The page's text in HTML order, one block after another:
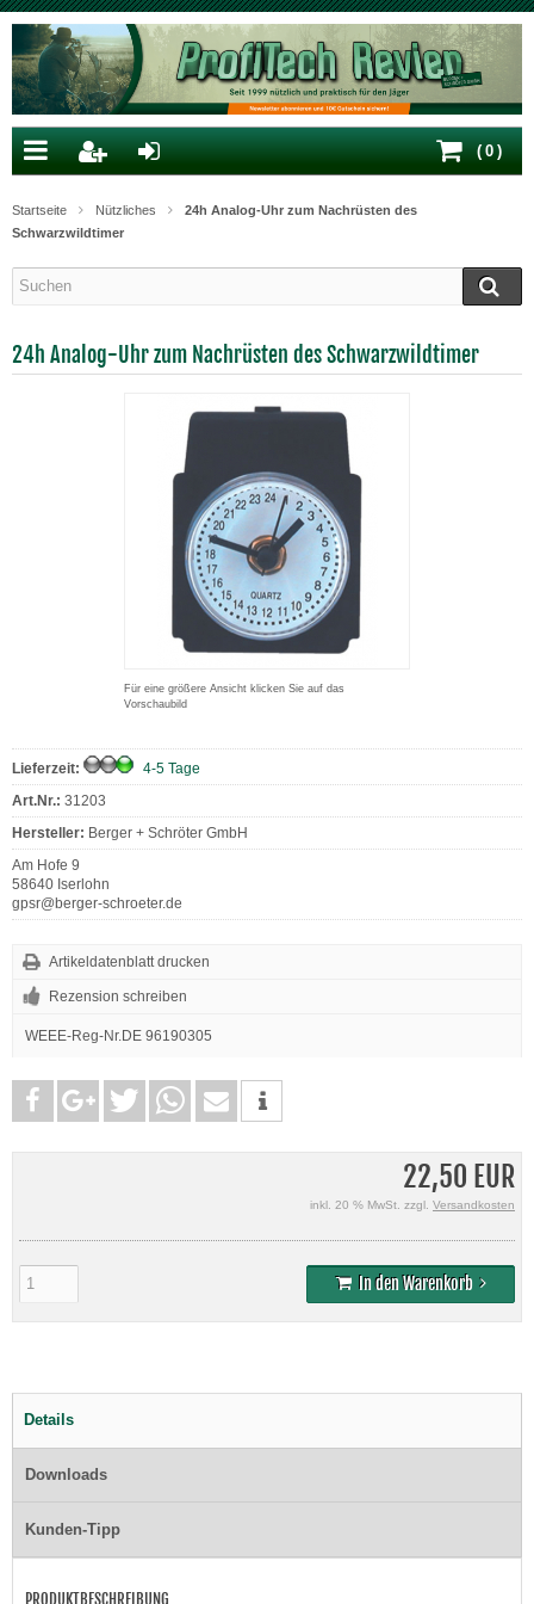
( 0 )
Startseite Nützliches
24h Analog-Uhr zum Nachrüsten des
Schwarzwildtimer
24h Analog-Uhr zum Nachrüsten des Schwarzwildtimer
Für eine größere Ansicht klicken Sie auf das
Vorschaubild
Lieferzeit:
4-5 Tage
Art.Nr.: 31203
Hersteller: Berger + Schröter GmbH
Am Hofe 9
58640 Iserlohn
gpsr@berger-schroeter.de
Artikeldatenblatt drucken
Rezension schreiben
WEEE-Reg-Nr.DE 96190305
22,50 EUR
inkl. 20 % MwSt. zzgl. Versandkosten
In den Warenkorb
Details
Downloads
Kunden-Tipp
PRODUKTBESCHREIBUNG